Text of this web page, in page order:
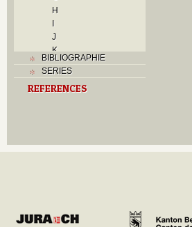
H
I
J
K
L
M
N
Y
BIBLIOGRAPHIE
SERIES
REFERENCES